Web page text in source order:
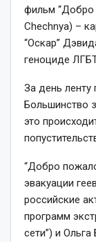
фильм “Добро
Chechnya) –
“Оскар”
геноциде
За день ленту
Большинство
это
“Добро
эвакуации
российские
программ
сети”) и